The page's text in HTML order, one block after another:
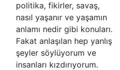
politika, fikirler, savaş,
nasıl yaşanır ve yaşamın
anlamı nedir gibi konuları.
Fakat anlaşılan hep yanlış
şeyler söylüyorum ve
insanları kızdırıyorum.